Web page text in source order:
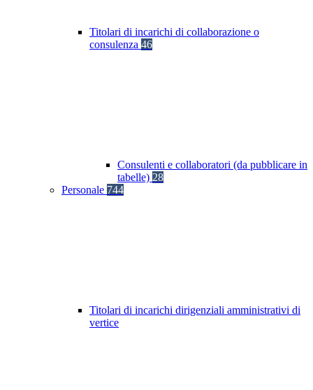
Titolari di incarichi di collaborazione o
consulenza 46
Consulenti e collaboratori (da pubblicare in
tabelle) 28
Personale 744
Titolari di incarichi dirigenziali amministrativi di
vertice